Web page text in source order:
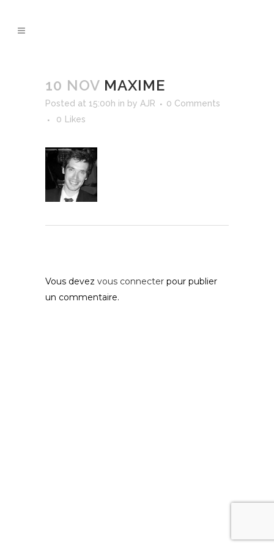
10 NOV MAXIME
Posted at 15:00h in by AJR
0 Comments
0
Likes
Vous devez vous connecter pour publier
un commentaire.